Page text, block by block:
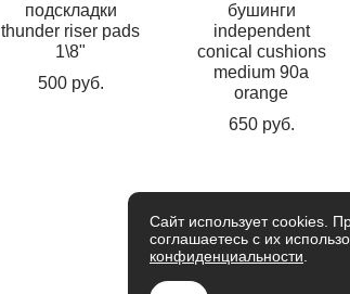
подскладки
thunder riser pads
1\8"
500 pуб.
бушинги
independent
conical cushions
medium 90a
orange
650 pуб.
Сайт использует cookies.
соглашаетесь с их
конфиденциальности